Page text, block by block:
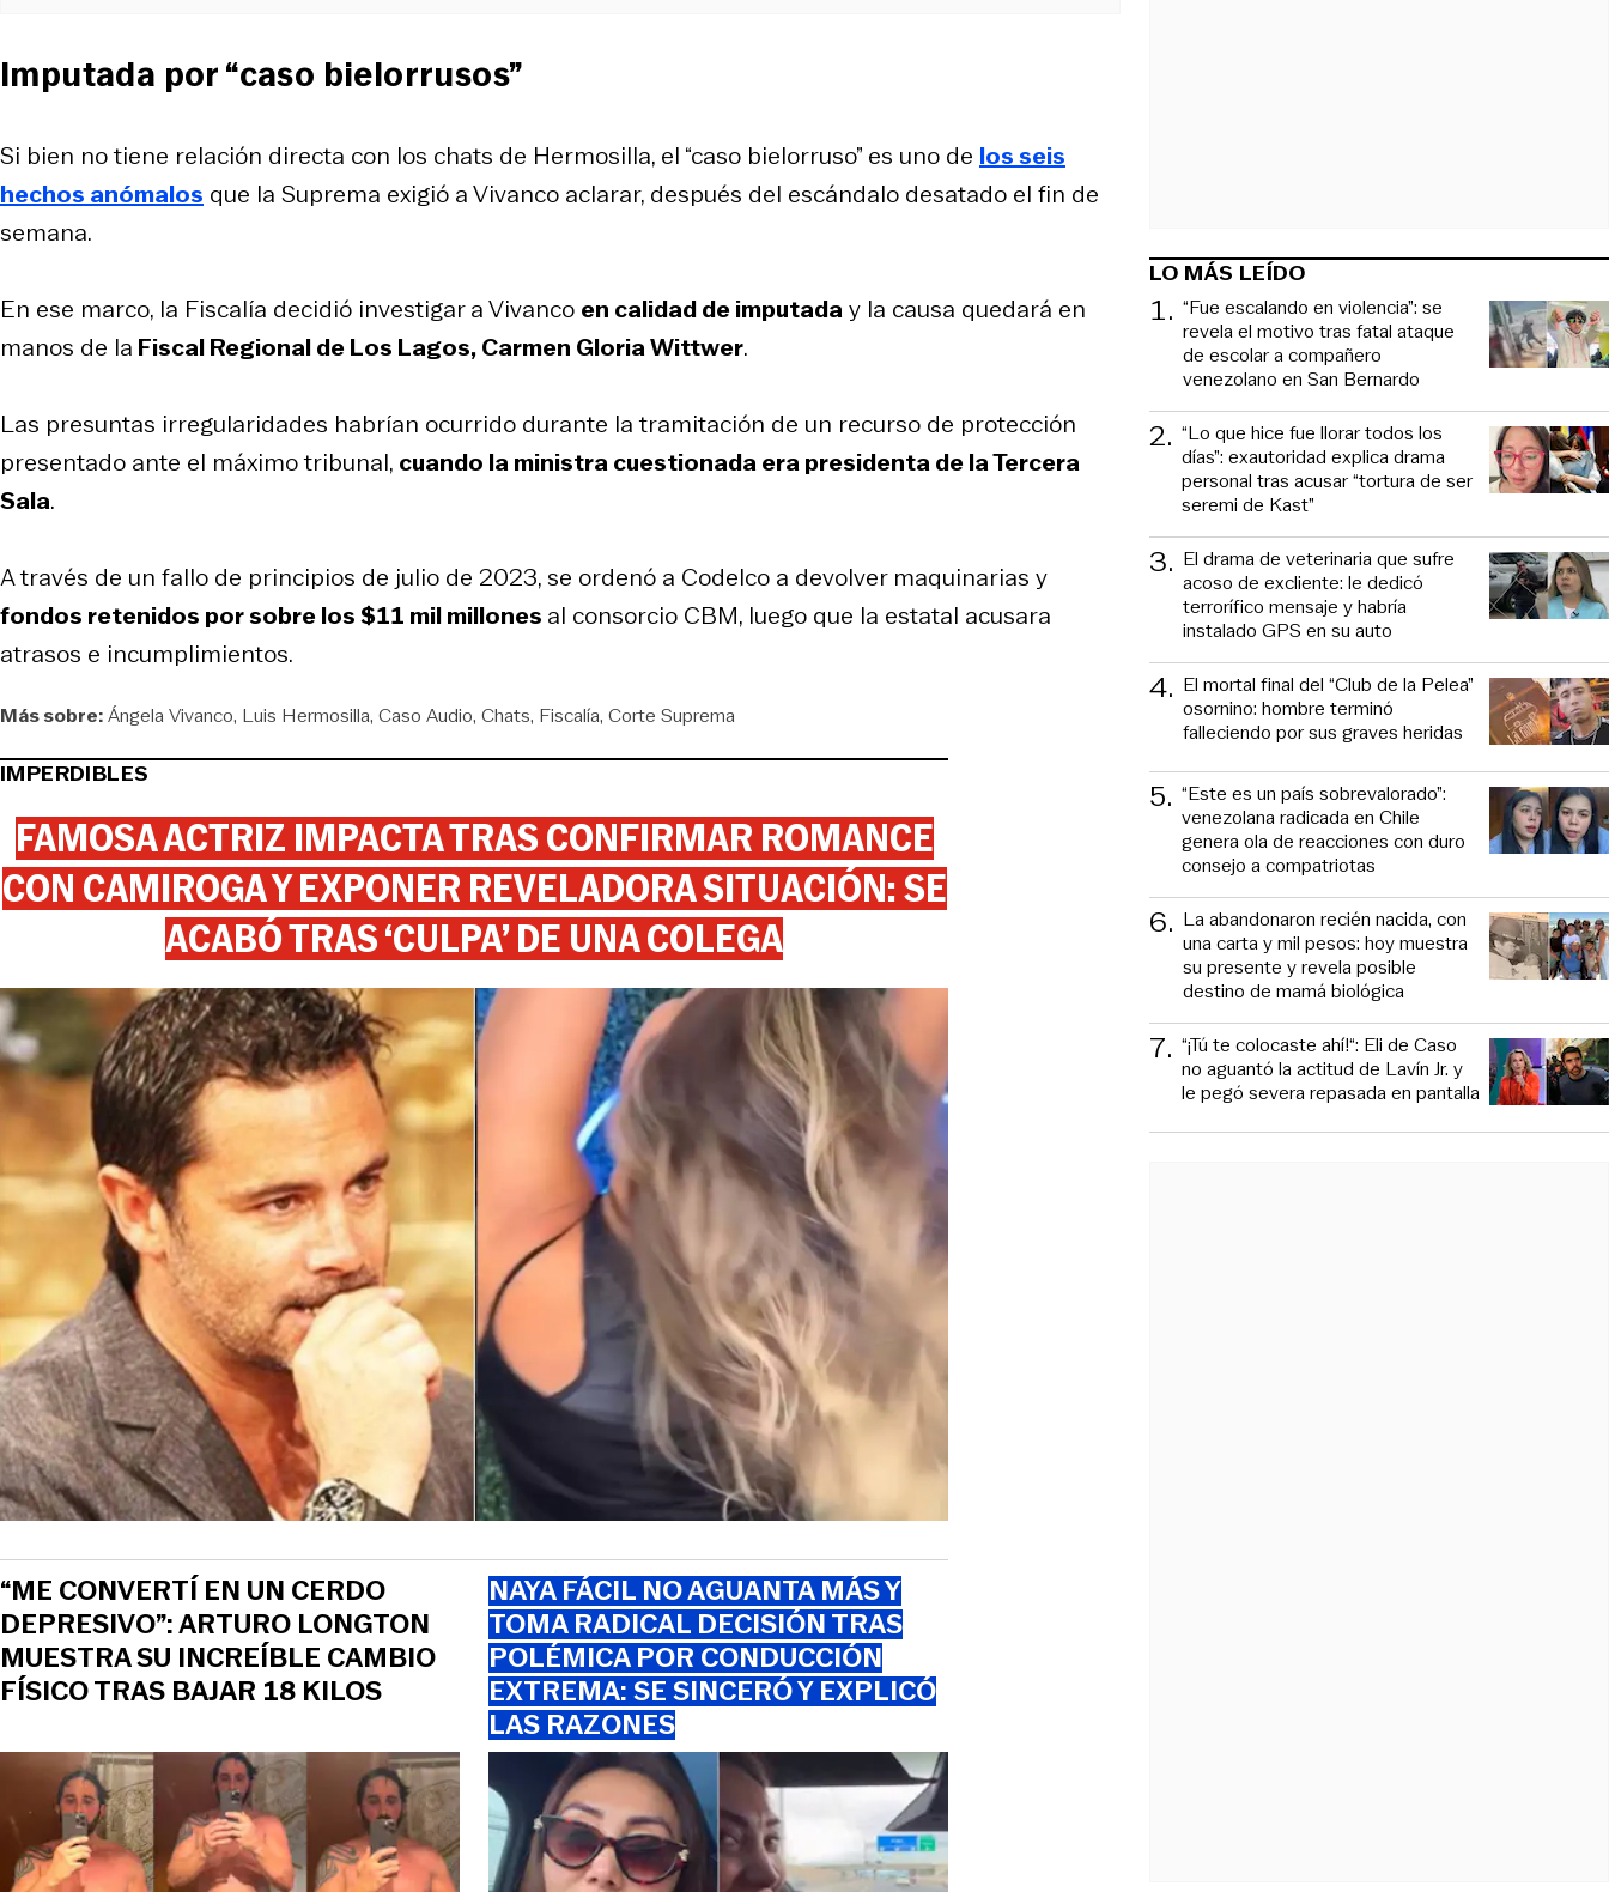
Imputada por “caso bielorrusos”
Si bien no tiene relación directa con los chats de Hermosilla, el “caso bielorruso” es uno de los seis
hechos anómalos que la Suprema exigió a Vivanco aclarar, después del escándalo desatado el fin de
semana.
En ese marco, la Fiscalía decidió investigar a Vivanco en calidad de imputaday la causa quedará en
manos de la Fiscal Regional de Los Lagos, Carmen Gloria Wittwer.
Las presuntas irregularidades habrían ocurrido durante la tramitación de un recurso de protección
presentado ante el máximo tribunal, cuando la ministra cuestionada era presidenta de la Tercera
Sala.
A través de un fallo de principios de julio de 2023, se ordenó a Codelco a devolver maquinarias y
fondos retenidos por sobre los $11 mil millones al consorcio CBM, luego que la estatal acusara
atrasos e incumplimientos.
Más sobre:Ángela Vivanco Luis Hermosilla Caso Audio Chats Fiscalía Corte Suprema
IMPERDIBLES
FAMOSA ACTRIZ IMPACTA TRAS CONFIRMAR ROMANCE
CON CAMIROGA Y EXPONER REVELADORA SITUACIÓN: SE
ACABÓ TRAS ‘CULPA’ DE UNA COLEGA
“ME CONVERTÍ EN UN CERDO
DEPRESIVO”: ARTURO LONGTON
MUESTRA SU INCREÍBLE CAMBIO
FÍSICO TRAS BAJAR 18 KILOS
NAYA FÁCIL NO AGUANTA MÁS Y
TOMA RADICAL DECISIÓN TRAS
POLÉMICA POR CONDUCCIÓN
EXTREMA: SE SINCERÓ Y EXPLICÓ
LAS RAZONES
LO MÁS LEÍDO
1. “Fue escalando en violencia”: se
revela el motivo tras fatal ataque
de escolar a compañero
venezolano en San Bernardo
2. “Lo que hice fue llorar todos los
días”: exautoridad explica drama
personal tras acusar “tortura de ser
seremi de Kast”
3. El drama de veterinaria que sufre
acoso de excliente: le dedicó
terrorífico mensaje y habría
instalado GPS en su auto
4. El mortal final del “Club de la Pelea”
osornino: hombre terminó
falleciendo por sus graves heridas
5. “Este es un país sobrevalorado”:
venezolana radicada en Chile
genera ola de reacciones con duro
consejo a compatriotas
6. La abandonaron recién nacida, con
una carta y mil pesos: hoy muestra
su presente y revela posible
destino de mamá biológica
7. “¡Tú te colocaste ahí!“: Eli de Caso
no aguantó la actitud de Lavín Jr. y
le pegó severa repasada en pantalla